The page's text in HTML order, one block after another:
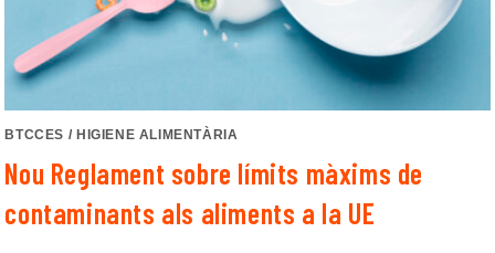
BTCCES / HIGIENE ALIMENTÀRIA
Nou Reglament sobre límits màxims de
contaminants als aliments a la UE